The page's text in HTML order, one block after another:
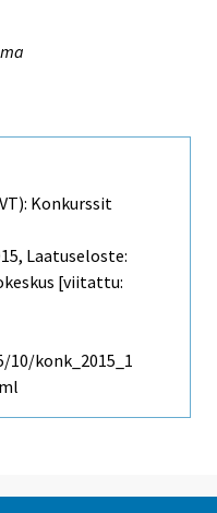
Konkurssit
Laatuseloste:
[viitattu:
konk_2015_1